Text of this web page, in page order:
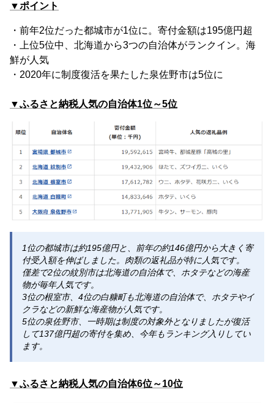
▼ポイント
・前年2位だった都城市が1位に。寄付金額は195億円超
・上位5位中、北海道から3つの自治体がランクイン。海
鮮が人気
・2020年に制度復活を果たした泉佐野市は5位に
▼ふるさと納税人気の自治体1位～5位
1位の都城市は約195億円と、前年の約146億円から大きく寄
付受入額を伸ばしました。肉類の返礼品が特に人気です。
僅差で2位の紋別市は北海道の自治体で、ホタテなどの海産
物が毎年人気です。
3位の根室市、4位の白糠町も北海道の自治体で、ホタテやイ
クラなどの新鮮な海産物が人気です。
5位の泉佐野市、一時期は制度の対象外となりましたが復活
して137億円超の寄付を集め、今年もランキング入りしてい
ます。
▼ふるさと納税人気の自治体6位～10位